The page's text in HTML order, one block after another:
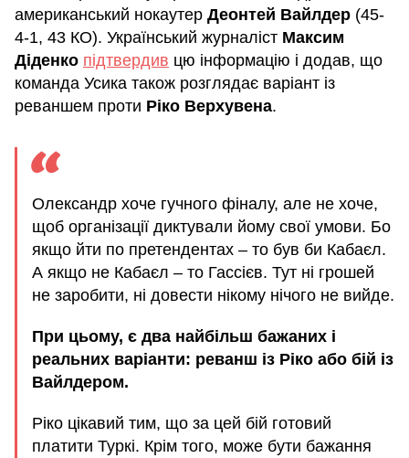
американський нокаутер Деонтей Вайлдер (45-
4-1, 43 КО). Український журналіст Максим
Діденко підтвердив цю інформацію і додав, що
команда Усика також розглядає варіант із
реваншем проти Ріко Верхувена.
Олександр хоче гучного фіналу, але не хоче,
щоб організації диктували йому свої умови. Бо
якщо йти по претендентах – то був би Кабаєл.
А якщо не Кабаєл – то Гассієв. Тут ні грошей
не заробити, ні довести нікому нічого не вийде.
При цьому, є два найбільш бажаних і
реальних варіанти: реванш із Ріко або бій із
Вайлдером.
Ріко цікавий тим, що за цей бій готовий
платити Туркі. Крім того, може бути бажання